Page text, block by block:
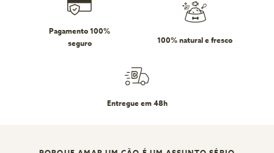
Pagamento 100%
seguro
100% natural e fresco
Entregue em 48h